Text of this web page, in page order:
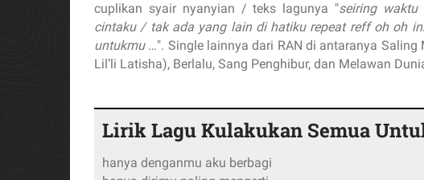
cuplikan syair nyanyian / teks lagunya "seiring
cintaku / tak ada yang lain di hatiku repeat reff oh oh
untukmu …". Single lainnya dari RAN di antaranya
Lil’li Latisha), Berlalu, Sang Penghibur, dan Melawan
Lirik Lagu Kulakukan Semua
hanya denganmu aku berbagi